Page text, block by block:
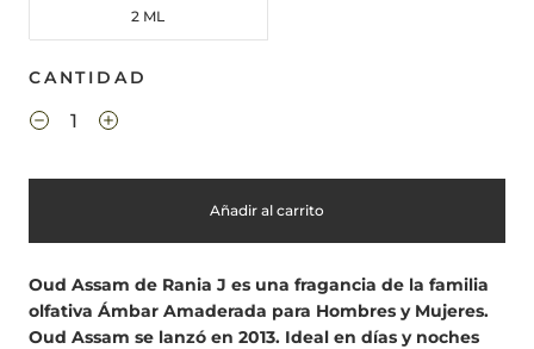
2 ML
CANTIDAD
Añadir al carrito
Oud Assam de Rania J es una fragancia de la familia
olfativa Ámbar Amaderada para Hombres y Mujeres.
Oud Assam se lanzó en 2013. Ideal en días y noches